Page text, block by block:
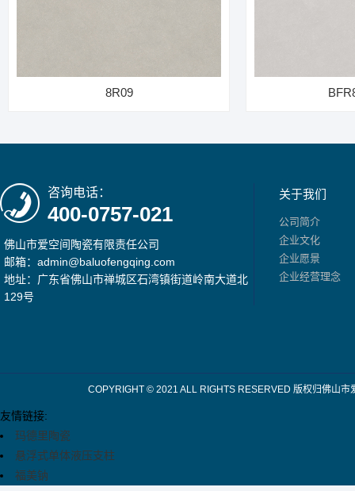
8R09
咨询电话：
400-0757-021
佛山市爱空间陶瓷有限责任公司
邮箱：admin@baluofengqing.com
地址：广东省佛山市禅城区石湾镇街道岭南大道北
129号
关于我们
公司简介
企业文化
企业愿景
企业经营理念
COPYRIGHT © 2021 ALL RIGHTS RESERVED 版权归佛山
友情链接:
玛德里陶瓷
悬浮式单体液压支柱
福美钠